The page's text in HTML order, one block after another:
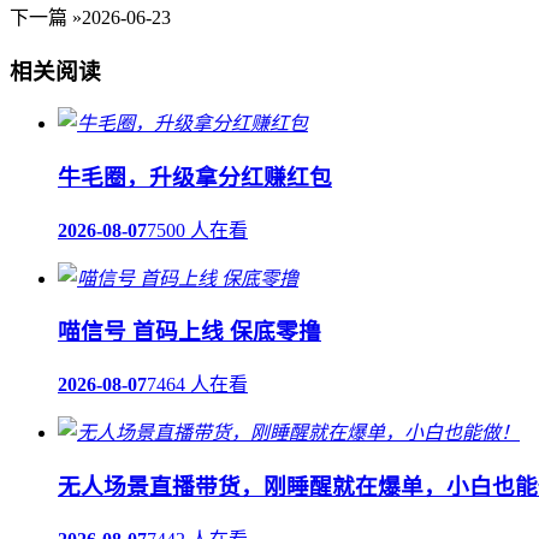
下一篇 »2026-06-23
相关阅读
牛毛圈，升级拿分红赚红包
2026-08-077500 人在看
喵信号 首码上线 保底零撸
2026-08-077464 人在看
无人场景直播带货，刚睡醒就在爆单，小白也